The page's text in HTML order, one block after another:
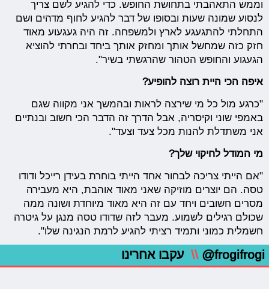
וממש התאהבתי בתחושת החופש. כדי להגיע לשם צריך
לנסוע שמונה שעות ובסופו של דבר להגיע לחוף מדהים ושם
התחלתי להתגעגע לארץ ולמשפחה. זה היה געגעוע מאוד
חזק כזה שמחשל אותך ומחזק אותך ביחד ובחרתי להוציא
הגעגוע והחופש הטהור שהרגשתי בשיר".
איפה הכי היית רוצה להופיע?
"כרגע מול כל מי שירצה לראות ובהמשך אני מקווה שגם
באמפי שוני וקיסריה, אבל הדרך זה הדבר הכי חשוב ובנתיים
אני משתדלת להנות מכל צעד וצעד".
מי המודל לחיקוי שלך?
"אם הייתי צריכה לבחור אחד הייתי בוחרת בעידן רייכל ודודו
טסה. הם יוצרים מוזיקה שאני מאוד אוהבת, היא מעבירה
מסרים חשובים ויחד עם זה היא מאוד מיוחדת ושונה ממה
שכולם רגילים לשמוע. מעבר לזה שדודו טסה מנגן על גיטרה
חשמלית כמוני ותמיד רציתי להגיע לרמת הנגינה שלו".
@frogifrogi
\\ עקבו אחרינו